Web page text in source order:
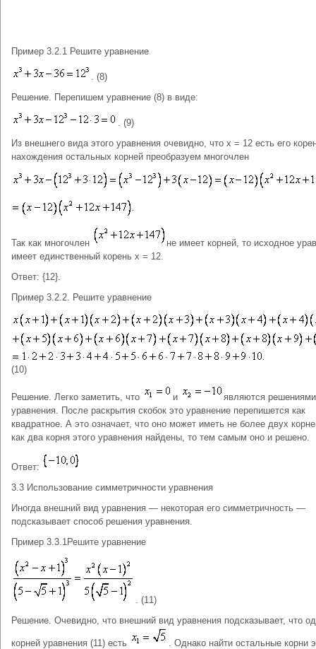
Пример 3.2.1 Решите уравнение
. (8)
Решение. Перепишем уравнение (8) в виде:
. (9)
Из внешнего вида этого уравнения очевидно, что х = 12 есть его
нахождения остальных корней преобразуем многочлен
Так как многочлен
не имеет корней, то исходное
имеет единственный корень х = 12.
Ответ: {12}.
Пример 3.2.2. Решите уравнение
(10)
Решение. Легко заметить, что и
являются решениями
уравнения. После раскрытия скобок это уравнение перепишется как
квадратное. А это означает, что оно может иметь не более двух
как два корня этого уравнения найдены, то тем самым оно и решено.
Ответ:
3.3 Использование симметричности уравнения
Иногда внешний вид уравнения — некоторая его симметричность —
подсказывает способ решения уравнения.
Пример 3.3.1Решите уравнение
. (11)
Решение. Очевидно, что внешний вид уравнения подсказывает, что
корней уравнения (11) есть
. Однако найти остальные корни